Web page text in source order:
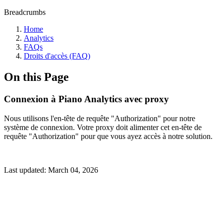
Breadcrumbs
Home
Analytics
FAQs
Droits d'accès (FAQ)
On this Page
Connexion à Piano Analytics avec proxy
Nous utilisons l'en-tête de requête "Authorization" pour notre
système de connexion. Votre proxy doit alimenter cet en-tête de
requête "Authorization" pour que vous ayez accès à notre solution.
Last updated: March 04, 2026